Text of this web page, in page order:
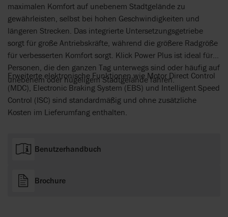
maximalen Komfort auf unebenem Stadtgelände zu
gewährleisten, selbst bei hohen Geschwindigkeiten und
längeren Strecken. Das integrierte Untersetzungsgetriebe
sorgt für große Antriebskräfte, während die größere Radgröße
für verbesserten Komfort sorgt. Klick Power Plus ist ideal für
Personen, die den ganzen Tag unterwegs sind oder häufig auf
unebenem oder hügeligem Stadtgelände fahren.
Erweiterte elektronische Funktionen wie Motor Direct Control
(MDC), Electronic Braking System (EBS) und Intelligent Speed
Control (ISC) sind standardmäßig und ohne zusätzliche
Kosten im Lieferumfang enthalten.
Benutzerhandbuch
Brochure